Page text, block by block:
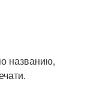
названию,